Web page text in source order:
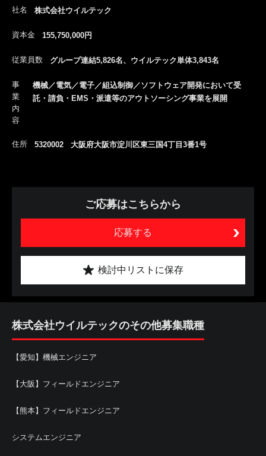
社名 株式会社ウイルテック
資本金 155,750,000円
従業員数 グループ連結5,826名、ウイルテック単体3,843名
事
業
内
容
機械／電気／電子／組込制御／ソフトウェア開発において受
託・請負・EMS・派遣等のアウトソーシング事業を展開
住所 5320002 大阪府大阪市淀川区東三国4丁目3番1号
ご応募はこちらから
応募する
検討中リストに保存
株式会社ウイルテックのその他募集職種
【愛知】機械エンジニア
【大阪】フィールドエンジニア
【熊本】フィールドエンジニア
システムエンジニア